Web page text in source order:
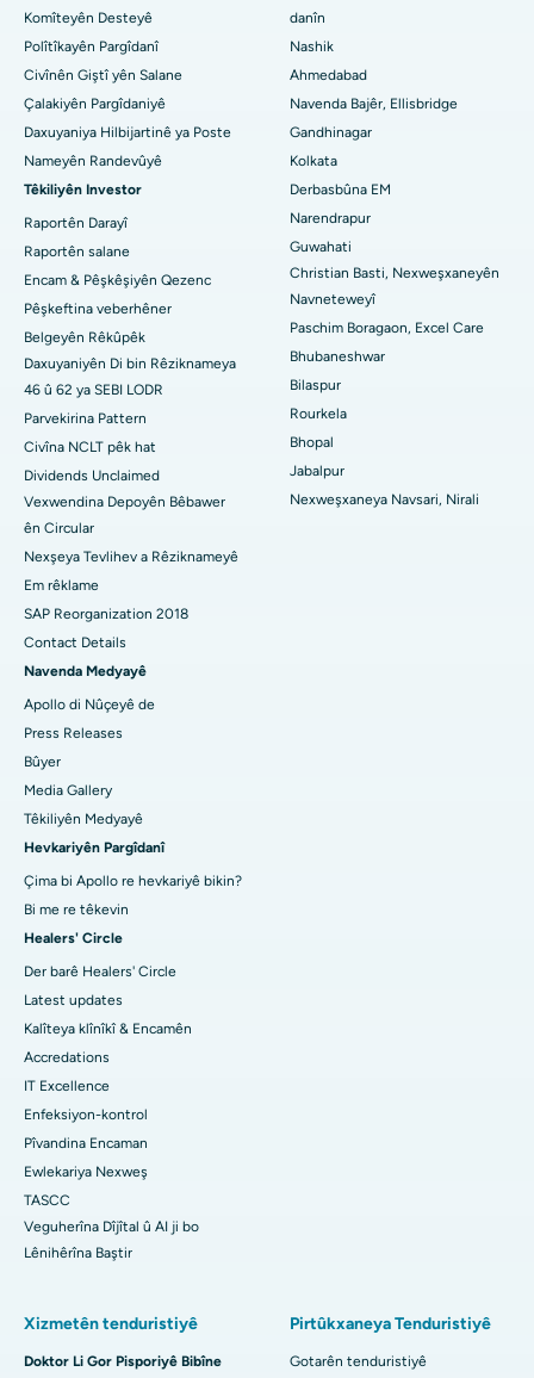
Nexweşxaneya çêtirîn li Managari, Karaikudi
Nexweşxaneya herî baş li Arepally, Warangal
Nexweşxaneya herî baş li Arera Colony, Bhopal
Nexweşxaneya çêtirîn li Jayanagar, Bangalore
Nexweşxaneya herî baş li KK Nagar, Madurai
Nexweşxaneya çêtirîn li Ramji Nagar, Nellore
Nexweşxaneya çêtirîn li Sektora-19, Rourkela
Nexweşxaneya herî baş li Swargate, Pune
Nexweşxaneya Penceşêrê ya Jinan a Herî Baş li Başûrê Delhiyê
Komîteyên Desteyê
Polîtîkayên Pargîdanî
Civînên Giştî yên Salane
Çalakiyên Pargîdaniyê
Daxuyaniya Hilbijartinê ya Poste
Nameyên Randevûyê
Têkiliyên Investor
Raportên Darayî
Raportên salane
Encam & Pêşkêşiyên Qezenc
Pêşkeftina veberhêner
Belgeyên Rêkûpêk
Daxuyaniyên Di bin Rêziknameya
46 û 62 ya SEBI LODR
Parvekirina Pattern
Civîna NCLT pêk hat
Dividends Unclaimed
Vexwendina Depoyên Bêbawer
ên Circular
Nexşeya Tevlihev a Rêziknameyê
Em rêklame
SAP Reorganization 2018
Contact Details
Navenda Medyayê
Apollo di Nûçeyê de
Press Releases
Bûyer
Media Gallery
Têkiliyên Medyayê
Hevkariyên Pargîdanî
Çima bi Apollo re hevkariyê bikin?
Bi me re têkevin
Healers' Circle
Der barê Healers' Circle
Latest updates
Kalîteya klînîkî & Encamên
Accredations
IT Excellence
Enfeksiyon-kontrol
Pîvandina Encaman
Ewlekariya Nexweş
TASCC
Veguherîna Dîjîtal û AI ji bo
Lênihêrîna Baştir
danîn
Nashik
Ahmedabad
Navenda Bajêr, Ellisbridge
Gandhinagar
Kolkata
Derbasbûna EM
Narendrapur
Guwahati
Christian Basti, Nexweşxaneyên
Navneteweyî
Paschim Boragaon, Excel Care
Bhubaneshwar
Bilaspur
Rourkela
Bhopal
Jabalpur
Nexweşxaneya Navsari, Nirali
Xizmetên tenduristiyê
Doktor Li Gor Pisporiyê Bibîne
Pirtûkxaneya Tenduristiyê
Gotarên tenduristiyê